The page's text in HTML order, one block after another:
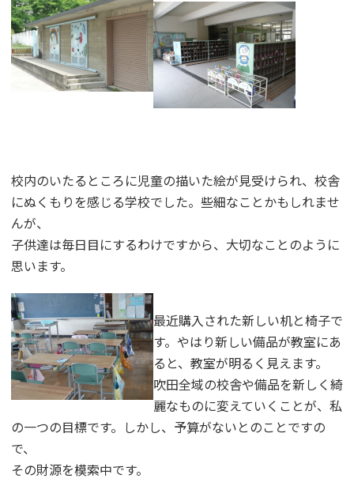
校内のいたるところに児童の描いた絵が見受けられ、校舎
にぬくもりを感じる学校でした。些細なことかもしれませ
んが、
子供達は毎日目にするわけですから、大切なことのように
思います。
最近購入された新しい机と椅子で
す。やはり新しい備品が教室にあ
ると、教室が明るく見えます。
吹田全域の校舎や備品を新しく綺
麗なものに変えていくことが、私
の一つの目標です。しかし、予算がないとのことですの
で、
その財源を模索中です。